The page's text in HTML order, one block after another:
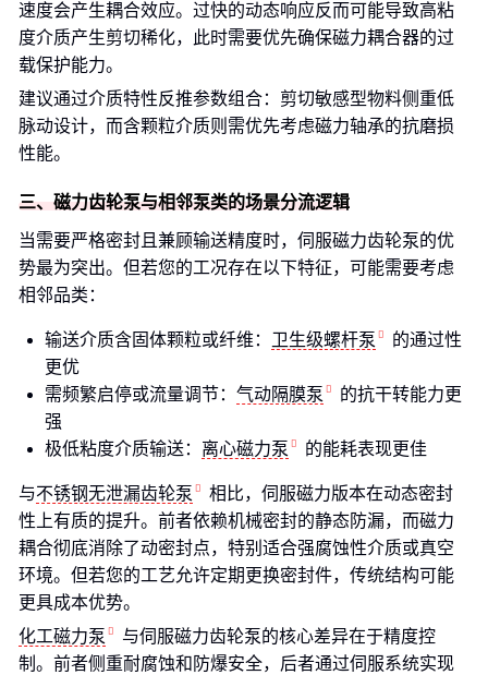
速度会产生耦合效应。过快的动态响应反而可能导致高粘
度介质产生剪切稀化，此时需要优先确保磁力耦合器的过
载保护能力。
建议通过介质特性反推参数组合：剪切敏感型物料侧重低
脉动设计，而含颗粒介质则需优先考虑磁力轴承的抗磨损
性能。
三、磁力齿轮泵与相邻泵类的场景分流逻辑
当需要严格密封且兼顾输送精度时，伺服磁力齿轮泵的优
势最为突出。但若您的工况存在以下特征，可能需要考虑
相邻品类：
输送介质含固体颗粒或纤维： 卫生级螺杆泵
的通过性
更优
需频繁启停或流量调节： 气动隔膜泵
的抗干转能力更
强
极低粘度介质输送： 离心磁力泵 的能耗表现更佳
与不锈钢无泄漏齿轮泵
相比，伺服磁力版本在动态密封
性上有质的提升。前者依赖机械密封的静态防漏，而磁力
耦合彻底消除了动密封点，特别适合强腐蚀性介质或真空
环境。但若您的工艺允许定期更换密封件，传统结构可能
更具成本优势。
化工磁力泵
与伺服磁力齿轮泵的核心差异在于精度控
制。前者侧重耐腐蚀和防爆安全，后者通过伺服系统实现